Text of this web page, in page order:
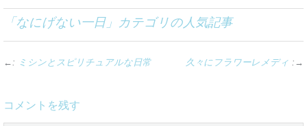
「なにげない一日」カテゴリの人気記事
←: ミシンとスピリチュアルな日常 久々にフラワーレメディ :→
コメントを残す